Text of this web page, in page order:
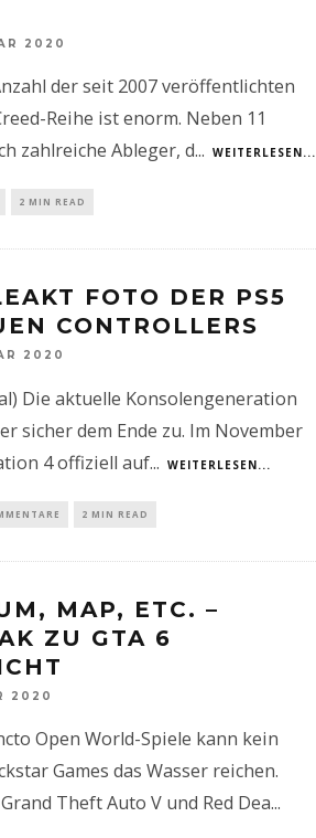
2020
der seit 2007 veröffentlichten
Reihe ist enorm. Neben 11
zahlreiche Ableger, d... WEITERLESEN...
2 MIN READ
FOTO DER PS5
CONTROLLERS
2020
Die aktuelle Konsolengeneration
sicher dem Ende zu. Im November
4 offiziell auf... WEITERLESEN...
2 MIN READ
MAP, ETC. –
ZU GTA 6
2020
Open World-Spiele kann kein
Games das Wasser reichen.
Theft Auto V und Red Dea...